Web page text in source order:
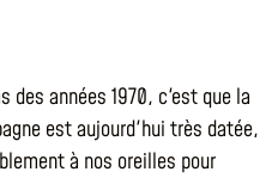
des années 1970, c'est que la
est aujourd'hui très datée,
à nos oreilles pour